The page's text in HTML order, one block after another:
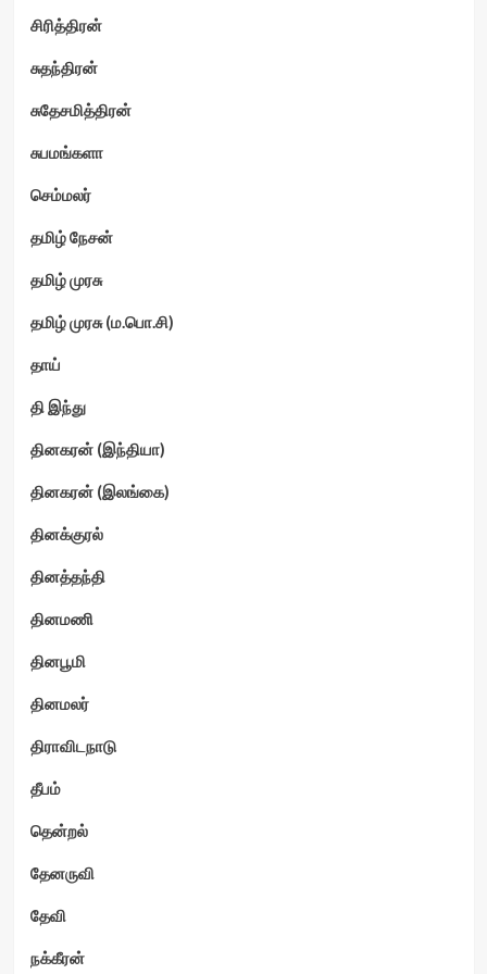
சிரித்திரன்
சுதந்திரன்
சுதேசமித்திரன்
சுபமங்களா
செம்மலர்
தமிழ் நேசன்
தமிழ் முரசு
தமிழ் முரசு (ம.பொ.சி)
தாய்
தி இந்து
தினகரன் (இந்தியா)
தினகரன் (இலங்கை)
தினக்குரல்
தினத்தந்தி
தினமணி
தினபூமி
தினமலர்
திராவிடநாடு
தீபம்
தென்றல்
தேனருவி
தேவி
நக்கீரன்